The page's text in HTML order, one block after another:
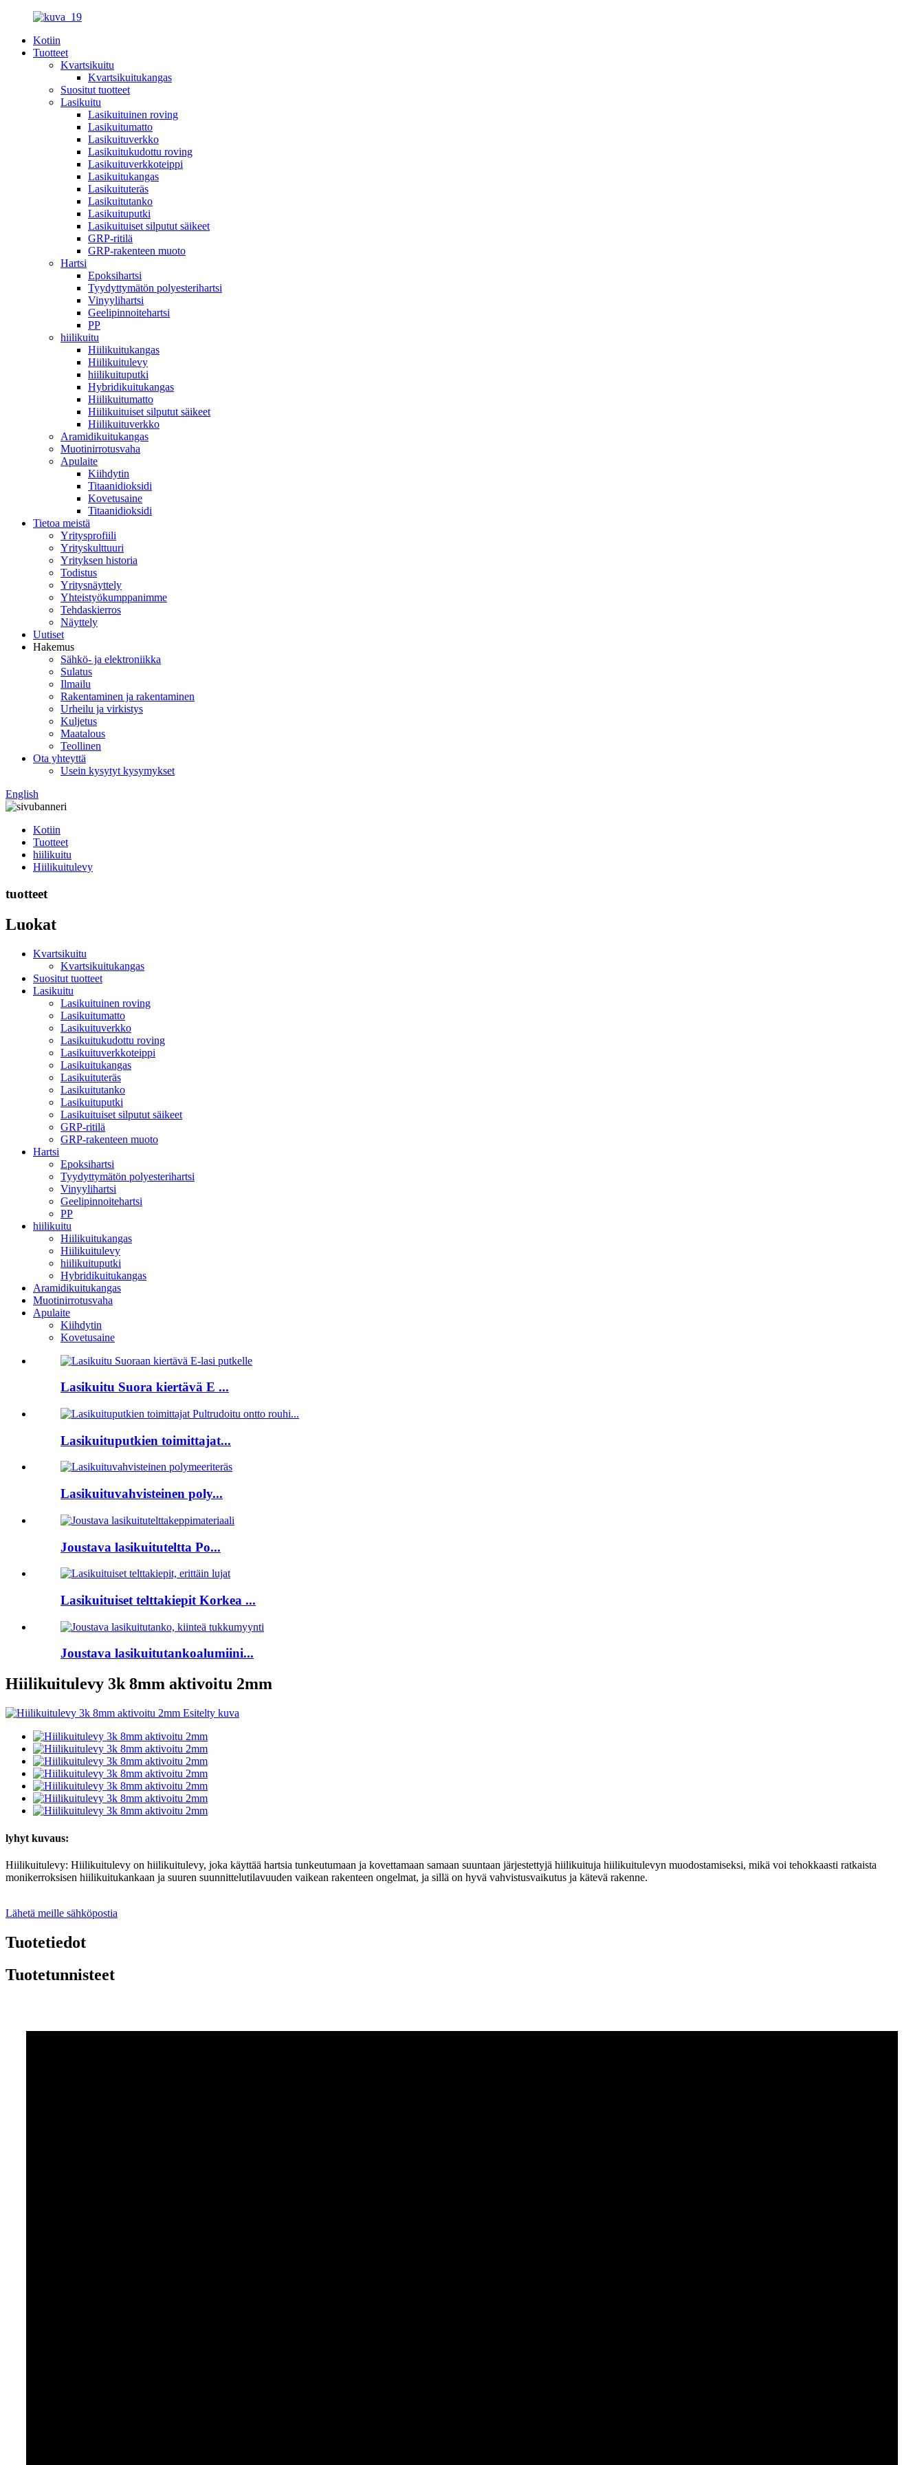
Kotiin
Tuotteet
Kvartsikuitu
Kvartsikuitukangas
Suositut tuotteet
Lasikuitu
Lasikuituinen roving
Lasikuitumatto
Lasikuituverkko
Lasikuitukudottu roving
Lasikuituverkkoteippi
Lasikuitukangas
Lasikuituteräs
Lasikuitutanko
Lasikuituputki
Lasikuituiset silputut säikeet
GRP-ritilä
GRP-rakenteen muoto
Hartsi
Epoksihartsi
Tyydyttymätön polyesterihartsi
Vinyylihartsi
Geelipinnoitehartsi
PP
hiilikuitu
Hiilikuitukangas
Hiilikuitulevy
hiilikuituputki
Hybridikuitukangas
Hiilikuitumatto
Hiilikuituiset silputut säikeet
Hiilikuituverkko
Aramidikuitukangas
Muotinirrotusvaha
Apulaite
Kiihdytin
Titaanidioksidi
Kovetusaine
Titaanidioksidi
Tietoa meistä
Yritysprofiili
Yrityskulttuuri
Yrityksen historia
Todistus
Yritysnäyttely
Yhteistyökumppanimme
Tehdaskierros
Näyttely
Uutiset
Hakemus
Sähkö- ja elektroniikka
Sulatus
Ilmailu
Rakentaminen ja rakentaminen
Urheilu ja virkistys
Kuljetus
Maatalous
Teollinen
Ota yhteyttä
Usein kysytyt kysymykset
English
Kotiin
Tuotteet
hiilikuitu
Hiilikuitulevy
tuotteet
Luokat
Kvartsikuitu
Kvartsikuitukangas
Suositut tuotteet
Lasikuitu
Lasikuituinen roving
Lasikuitumatto
Lasikuituverkko
Lasikuitukudottu roving
Lasikuituverkkoteippi
Lasikuitukangas
Lasikuituteräs
Lasikuitutanko
Lasikuituputki
Lasikuituiset silputut säikeet
GRP-ritilä
GRP-rakenteen muoto
Hartsi
Epoksihartsi
Tyydyttymätön polyesterihartsi
Vinyylihartsi
Geelipinnoitehartsi
PP
hiilikuitu
Hiilikuitukangas
Hiilikuitulevy
hiilikuituputki
Hybridikuitukangas
Aramidikuitukangas
Muotinirrotusvaha
Apulaite
Kiihdytin
Kovetusaine
Lasikuitu Suora kiertävä E ...
Lasikuituputkien toimittajat...
Lasikuituvahvisteinen poly...
Joustava lasikuituteltta Po...
Lasikuituiset telttakiepit Korkea ...
Joustava lasikuitutankoalumiini...
Hiilikuitulevy 3k 8mm aktivoitu 2mm
lyhyt kuvaus:
Hiilikuitulevy: Hiilikuitulevy on hiilikuitulevy, joka käyttää hartsia tunkeutumaan ja kovettamaan samaan suuntaan järjestettyjä hiilikuituja hiilikuitulevyn muodostamiseksi, mikä voi tehokkaasti ratkaista
monikerroksisen hiilikuitukankaan ja suuren suunnittelutilavuuden vaikean rakenteen ongelmat, ja sillä on hyvä vahvistusvaikutus ja kätevä rakenne.
Lähetä meille sähköpostia
Tuotetiedot
Tuotetunnisteet